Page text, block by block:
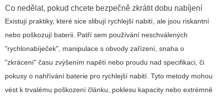
Co nedělat, pokud chcete bezpečně zkrátit dobu nabíjení
Existují praktiky, které sice slibují rychlejší nabití, ale jsou riskantní
nebo poškozují baterii. Patří sem používání neschválených
"rychlonabíječek", manipulace s obvody zařízení, snaha o
"zkrácení" času zvýšením napětí nebo proudu nad specifikaci, či
pokusy o nahřívání baterie pro rychlejší nabití. Tyto metody mohou
vést k trvalému poškození článku, poklesu kapacity nebo extrémně